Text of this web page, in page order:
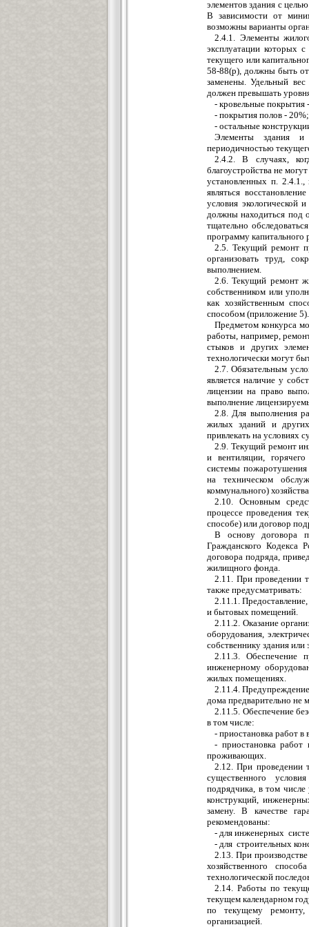
элементов здания с
В зависимости от
возможны варианты
2.4.1. Элементы
эксплуатации которых
текущего или
58-88(р), должны быть
заменены. Удельный
должен превышать
- кровельные покрытия
- покрытия полов - 20%;
- остальные
Элементы здания и
периодичностью
2.4.2. В случаях,
благоустройства не
установленных п. 2.4.1.,
являться
условия экологической
должны находиться под
тщательно
программу капитального
2.5. Текущий ремонт
организовать труд,
выполнением.
2.6. Текущий ремонт
собственником или
как хозяйственным
способом (приложение 5).
Предметом конкурса
работы, например,
стыков и других
технологически могут
2.7. Обязательным
является наличие у
лицензии на право
выполнение
2.8. Для выполнения
жилых зданий и
привлекать на условиях
2.9. Текущий ремонт
и вентиляции,
системы пожаротушения
на техническом
коммунального)
2.10. Основным
процессе проведения
способе) или договор
В основу договора
Гражданского Кодекса
договора подряда,
жилищного фонда.
2.11. При проведении
также предусматривать:
2.11.1.
и бытовых помещений.
2.11.2. Оказание
оборудования,
собственнику здания
2.11.3. Обеспечение
инженерному
жилых помещениях.
2.11.4.
дома предварительно не
2.11.5. Обеспечение
в том числе:
- приостановка работ в
- приостановка работ
проживающих.
2.12. При проведении
существенного
подрядчика, в том числе
конструкций,
замену. В качестве
рекомендованы:
- для инженерных
- для строительных
2.13. При
хозяйственного
технологической
2.14. Работы по
текущем календарном
по текущему ремонту,
организацией.